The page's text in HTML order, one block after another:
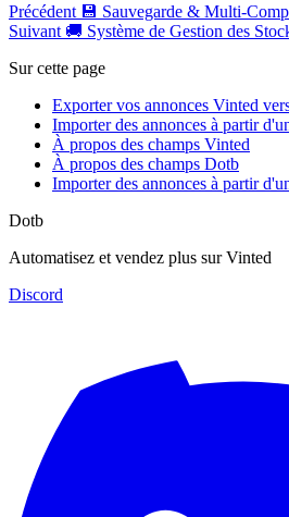
Précédent 💾 Sauvegarde & Multi-
Suivant 🚚 Système de Gestion des
Sur cette page
Exporter vos annonces Vinted
Importer des annonces à partir
À propos des champs Vinted
À propos des champs Dotb
Importer des annonces à partir
Dotb
Automatisez et vendez plus sur Vinted
Discord